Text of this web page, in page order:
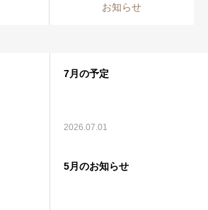
お知らせ
7月の予定
2026.07.01
5月のお知らせ